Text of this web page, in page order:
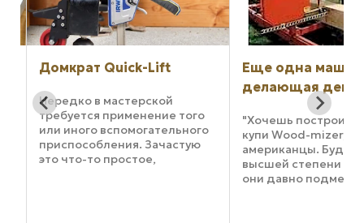
Домкрат Quick-Lift
Нередко в мастерской
требуется применение того
или иного вспомогательного
приспособления. Зачастую
это что-то простое,
Еще одна
делающая
"Хочешь построить
купи Wood-mizer," -
американцы.
высшей степени
они давно